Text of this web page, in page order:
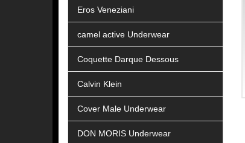
Eros Veneziani
camel active Underwear
Coquette Darque Dessous
Calvin Klein
Cover Male Underwear
DON MORIS Underwear